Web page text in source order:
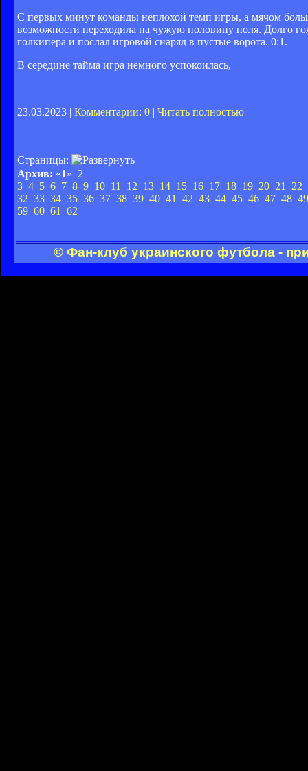
С первых минут команды неплохой темп игры, а мячом
возможности переходила на чужую половину поля. Долго
голкипера и послал игровой снаряд в пустые ворота. 0:1.
В середине тайма игра немного успокоилась,
23.03.2023 | Комментарии: 0 | Читать полностью
Страницы:
Архив: «1» 2
3 4 5 6 7 8 9 10 11 12 13 14 15 16 17 18 19 20 21
22
32 33 34 35 36 37 38 39 40 41 42 43 44 45 46 47 48 49
59 60 61 62
© Фан-клуб украинского футбола -